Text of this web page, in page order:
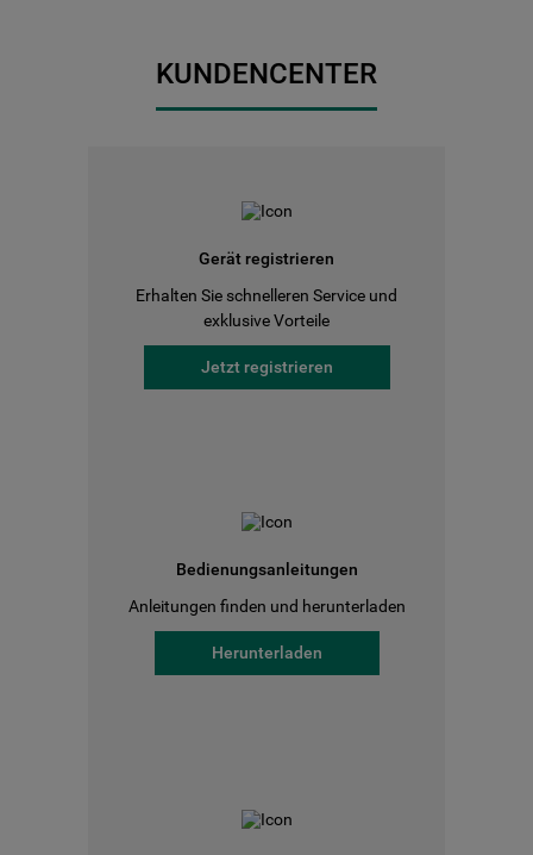
KUNDENCENTER
Gerät registrieren
Erhalten Sie schnelleren Service und
exklusive Vorteile
Jetzt registrieren
Bedienungsanleitungen
Anleitungen finden und herunterladen
Herunterladen